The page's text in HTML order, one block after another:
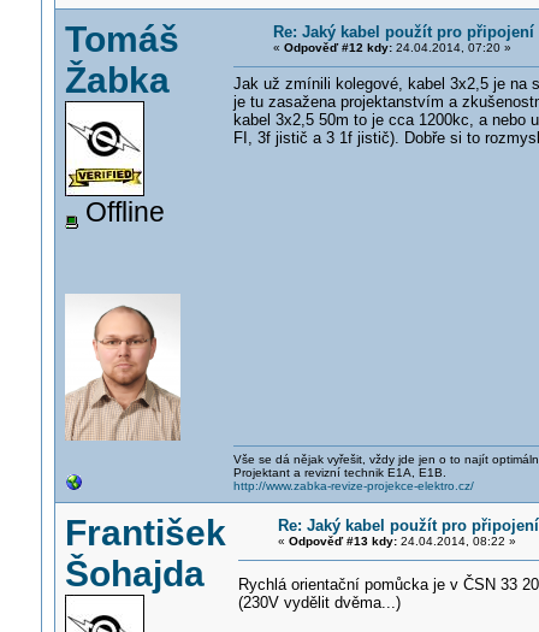
Tomáš
Žabka
Offline
Re: Jaký kabel použít pro
« Odpověď #12 kdy:24.04.2014, 07:20 »
Jak už zmínili kolegové, kabel 3x2,5 je na
je tu zasažena projektanstvím a
kabel 3x2,5 50m to je cca 1200kc, a nebo
FI, 3f jistič a 3 1f jistič). Dobře si to
Vše se dá nějak vyřešit, vždy jde jen o to najít
Projektant a revizní technik E1A, E1B.
http://www.zabka-revize-projekce-elektro.cz/
František
Šohajda
Re: Jaký kabel použít pro
« Odpověď #13 kdy:24.04.2014, 08:22 »
Rychlá orientační pomůcka je v ČSN 33
(230V vydělit dvěma...)